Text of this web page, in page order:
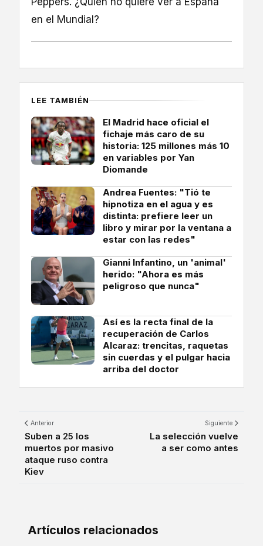
en el Mundial?
LEE TAMBIÉN
El Madrid hace oficial el
fichaje más caro de su
historia: 125 millones más 10
en variables por Yan
Diomande
Andrea Fuentes: "Tió te
hipnotiza en el agua y es
distinta: prefiere leer un
libro y mirar por la ventana a
estar con las redes"
Gianni Infantino, un 'animal'
herido: "Ahora es más
peligroso que nunca"
Así es la recta final de la
recuperación de Carlos
Alcaraz: trencitas, raquetas
sin cuerdas y el pulgar hacia
arriba del doctor
Anterior
Suben a 25 los
muertos por masivo
ataque ruso contra
Kiev
Siguiente
La selección vuelve
a ser como antes
Artículos relacionados